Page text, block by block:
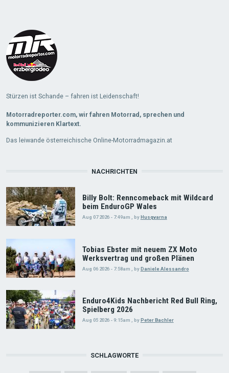
Stürzen ist Schande – fahren ist Leidenschaft!
Motorradreporter.com, wir fahren Motorrad, sprechen und
kommunizieren Klartext.
Das leiwande österreichische Online-Motorradmagazin.at
NACHRICHTEN
Billy Bolt: Renncomeback mit Wildcard
beim EnduroGP Wales
Aug 07 2026 - 7:49am byHusqvarna
Tobias Ebster mit neuem ZX Moto
Werksvertrag und großen Plänen
Aug 06 2026 - 7:58am byDaniele Alessandro
Enduro4Kids Nachbericht Red Bull Ring,
Spielberg 2026
Aug 05 2026 - 9:15am , by Peter Bachler
SCHLAGWORTE